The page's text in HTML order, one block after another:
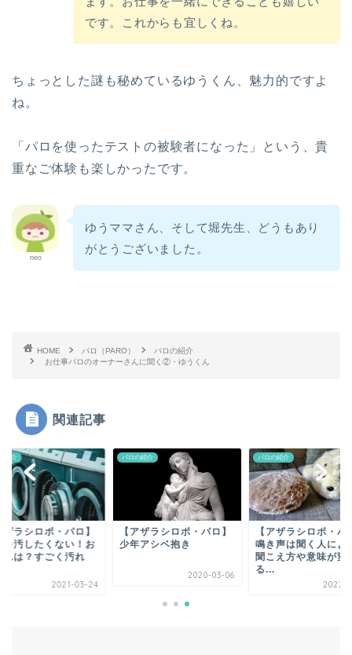
です。これからも宜しくね。
ちょっとした謎も秘めているゆうくん、魅力的ですよ
ね。
「パロを使ったテストの被験者になった」という、貴
重なご体験も楽しかったです。
neo
ゆうママさん、そして堀先生、どうもあり
がとうございました。
HOME パロ（PARO）
パロの紹介
お仕事パロのオーナーさんに聞く②・ゆうくん
関連記事
紹介
ザラシロボ・パロ】
を汚したくない！お
れは？すごく汚れ
2021-03-24
パロの紹介
【アザラシロボ・パロ】
少年アシベ抱き
2020-03-06
パロの紹介
【アザラシロボ・パ
鳴き声は聞く人によ
聞こえ方や意味が変
る...
2022-
パロ（PARO）
ぱろ助日記
4コマまんが
色んなロボット